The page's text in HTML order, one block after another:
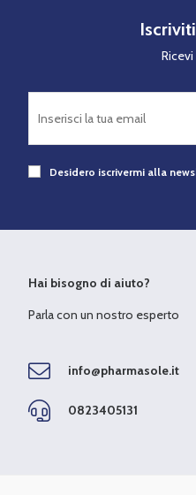
Desidero iscrivermi alla
Hai bisogno di aiuto?
Parla con un nostro esperto
info@pharmasole.it
0823405131